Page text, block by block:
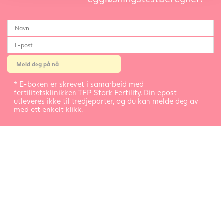
* E-boken er skrevet i samarbeid med
fertilitetsklinikken TFP Stork Fertility. Din epost
utleveres ikke til tredjeparter, og du kan melde deg av
med ett enkelt klikk.